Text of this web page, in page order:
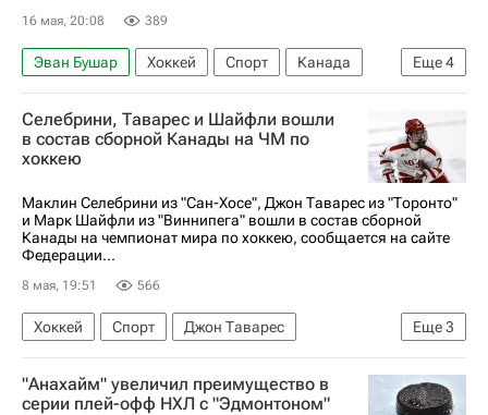
16 мая, 20:08 389
Еще4
Эван Бушар Хоккей Спорт
Канада
Италия
Дилан Холлоуэй
Международная федерация хоккея (IIHF)
Чемпионат мира по хоккею
Селебрини, Таварес и Шайфли вошли
в состав сборной Канады на ЧМ по
хоккею
Маклин Селебрини из "Сан-Хосе", Джон Таварес из "Торонто"
и Марк Шайфли из "Виннипега" вошли в состав сборной
Канады на чемпионат мира по хоккею, сообщается на сайте
Федерации...
8 мая, 19:51 566
Еще3
Хоккей Спорт
Джон Таварес
Марк Шайфли
Джет Гривз Канада
"Анахайм" увеличил преимущество в
серии плей-офф НХЛ с "Эдмонтоном"